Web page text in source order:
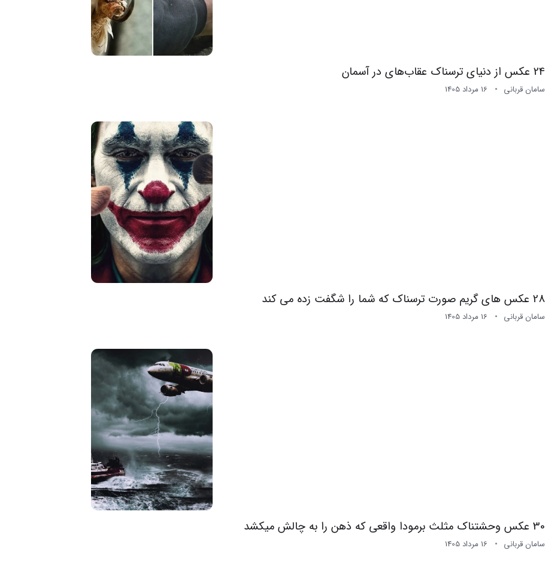
24 عکس از دنیای ترسناک عقاب‌های در آسمان
سامان قربانی 16 مرداد 1405
28 عکس های گریم صورت ترسناک که شما را شگفت زده می کند
سامان قربانی 16 مرداد 1405
30 عکس وحشتناک مثلث برمودا واقعی که ذهن را به چالش میکشد
سامان قربانی 16 مرداد 1405